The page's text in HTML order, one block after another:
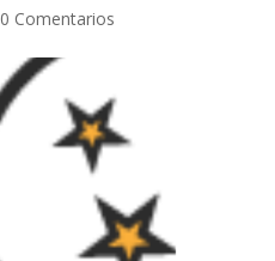
0 Comentarios